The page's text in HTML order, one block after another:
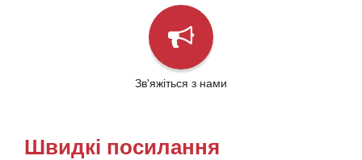
Зв'яжіться з нами
Швидкі посилання